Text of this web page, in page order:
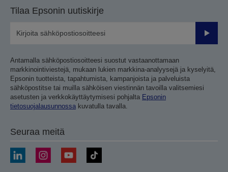
Tilaa Epsonin uutiskirje
Lähetä
Antamalla sähköpostiosoitteesi suostut vastaanottamaan
markkinointiviestejä, mukaan lukien markkina-analyysejä ja kyselyitä,
Epsonin tuotteista, tapahtumista, kampanjoista ja palveluista
sähköpostitse tai muilla sähköisen viestinnän tavoilla valitsemiesi
asetusten ja verkkokäyttäytymisesi pohjalta Epsonin
tietosuojalausunnossa kuvatulla tavalla.
Seuraa meitä